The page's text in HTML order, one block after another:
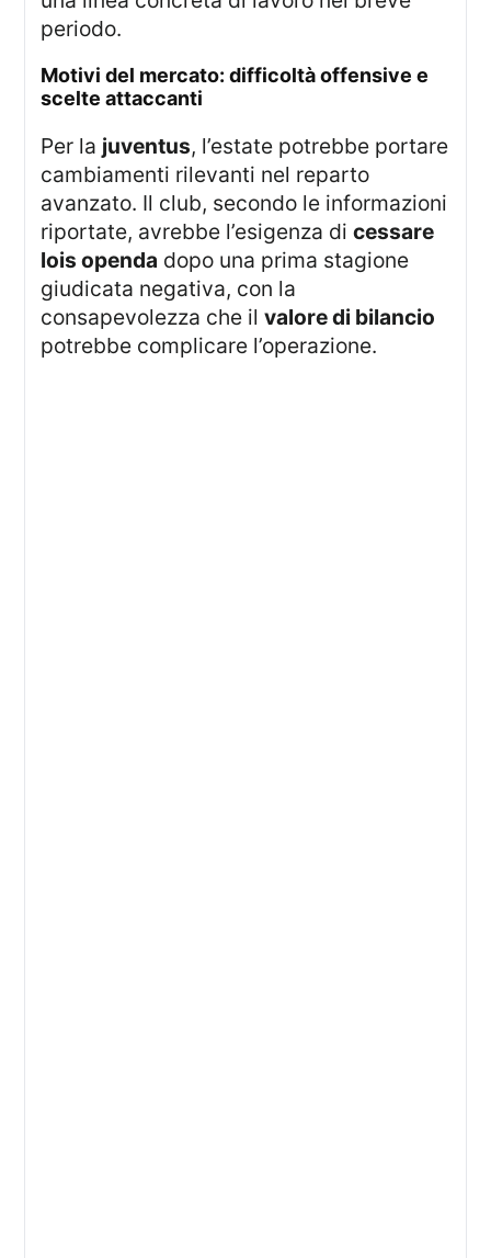
periodo.
motivi del mercato: difficoltà offensive e
scelte attaccanti
Per la juventus, l’estate potrebbe portare
cambiamenti rilevanti nel reparto
avanzato. Il club, secondo le informazioni
riportate, avrebbe l’esigenza dicessare
lois openda dopo una prima stagione
giudicata negativa, con la
consapevolezza che ilvalore di bilancio
potrebbe complicare l’operazione.